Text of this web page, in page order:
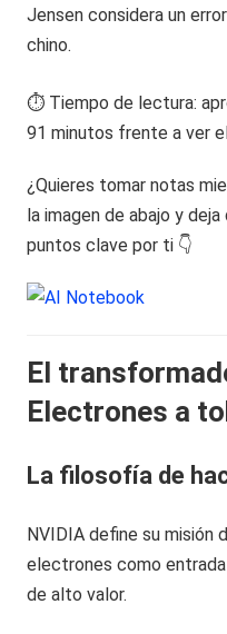
Jensen considera un
chino.
⏱️ Tiempo de lectura:
91 minutos frente a ver
¿Quieres tomar notas
la imagen de abajo y
puntos clave por ti 👇
El
Electrones a
La filosofía de
NVIDIA define su misión
electrones como
de alto valor.